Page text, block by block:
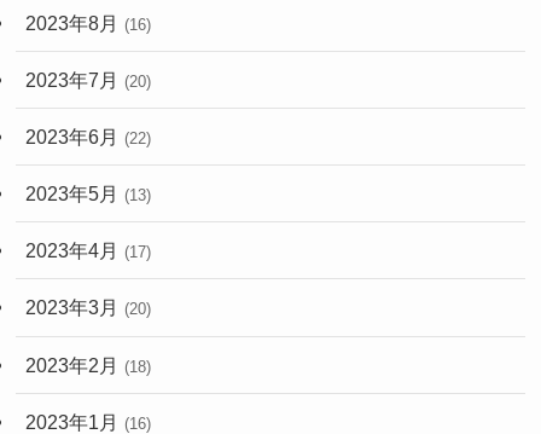
2023年8月 (16)
2023年7月 (20)
2023年6月 (22)
2023年5月 (13)
2023年4月 (17)
2023年3月 (20)
2023年2月 (18)
2023年1月 (16)